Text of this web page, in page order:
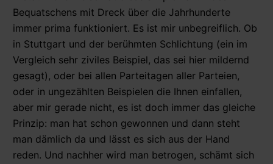
Bequatschens mit Dreck über die Jahrhunderte
immer prima funktioniert. Es ist mir unbegreiflich. Ob
in Stuttgart und der berühmten Schlichtung (ein im
Vergleich sehr ziviles Beispiel, das sei hier mildernd
gesagt), oder bei allen Parteitagen aller Parteien,
oder in ungezählten Beispielen die Ihnen einfallen,
aber mir gerade nicht, es ist doch immer das gleiche
Prinzip: man hat schon gewonnen und dann steht
man dämlich da und lässt es sich aus der Hand
reden. Und nachher wird man betrogen, schämt sich